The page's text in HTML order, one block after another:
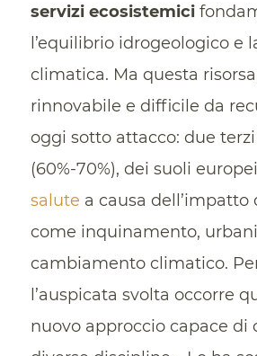
servizi ecosistemici
l’equilibrio idrogeologico e
climatica. Ma questa
rinnovabile e difficile da
oggi sotto attacco: due
(60%-70%), dei suoli europei
salute a causa
come inquinamento,
cambiamento climatico.
l’auspicata svolta occorre
nuovo approccio capace di